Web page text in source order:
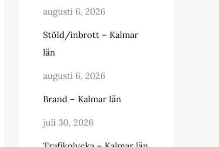
augusti 6, 2026
Stöld/inbrott – Kalmar
län
augusti 6, 2026
Brand – Kalmar län
juli 30, 2026